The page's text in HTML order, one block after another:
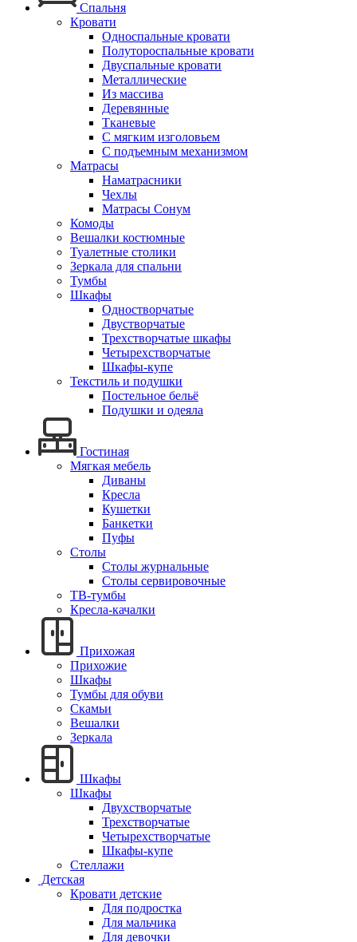
Спальня
Кровати
Односпальные кровати
Полутороспальные кровати
Двуспальные кровати
Металлические
Из массива
Деревянные
Тканевые
С мягким изголовьем
С подъемным механизмом
Матрасы
Наматрасники
Чехлы
Матрасы Сонум
Комоды
Вешалки костюмные
Туалетные столики
Зеркала для спальни
Тумбы
Шкафы
Одностворчатые
Двустворчатые
Трехстворчатые шкафы
Четырехстворчатые
Шкафы-купе
Текстиль и подушки
Постельное бельё
Подушки и одеяла
Гостиная
Мягкая мебель
Диваны
Кресла
Кушетки
Банкетки
Пуфы
Столы
Столы журнальные
Столы сервировочные
ТВ-тумбы
Кресла-качалки
Прихожая
Прихожие
Шкафы
Тумбы для обуви
Скамьи
Вешалки
Зеркала
Шкафы
Шкафы
Двухстворчатые
Трехстворчатые
Четырехстворчатые
Шкафы-купе
Стеллажи
Детская
Кровати детские
Для подростка
Для мальчика
Для девочки